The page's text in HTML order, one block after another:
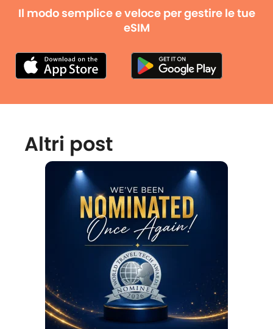
Il modo semplice e veloce per gestire le tue
eSIM
Altri post